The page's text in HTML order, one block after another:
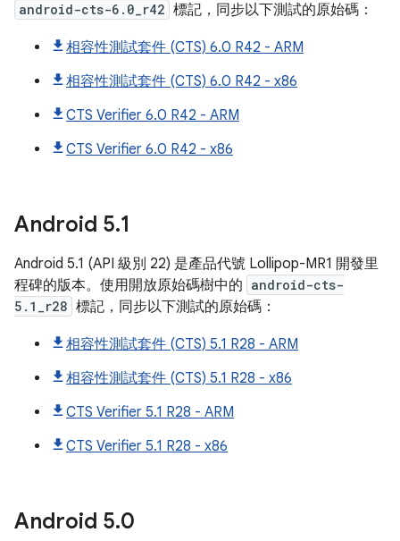
android-cts-6.0_r42 標記，同步以下測試的原始碼：
相容性測試套件 (CTS) 6.0 R42 - ARM
相容性測試套件 (CTS) 6.0 R42 - x86
CTS Verifier 6.0 R42 - ARM
CTS Verifier 6.0 R42 - x86
Android 5.1
Android 5.1 (API 級別 22) 是產品代號 Lollipop-MR1 開發里
程碑的版本。使用開放原始碼樹中的 android-cts-
5.1_r28 標記，同步以下測試的原始碼：
相容性測試套件 (CTS) 5.1 R28 - ARM
相容性測試套件 (CTS) 5.1 R28 - x86
CTS Verifier 5.1 R28 - ARM
CTS Verifier 5.1 R28 - x86
Android 5.0